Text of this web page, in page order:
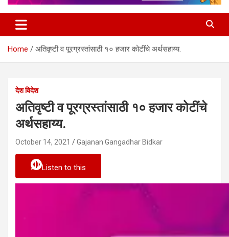
Home अतिवृष्टी व पूरग्रस्तांसाठी १० हजार कोटींचे अर्थसहाय्य.
देश विदेश
अतिवृष्टी व पूरग्रस्तांसाठी १० हजार कोटींचे
अर्थसहाय्य.
October 14, 2021 Gajanan Gangadhar Bidkar
Listen to this